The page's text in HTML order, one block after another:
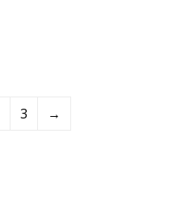
3 →